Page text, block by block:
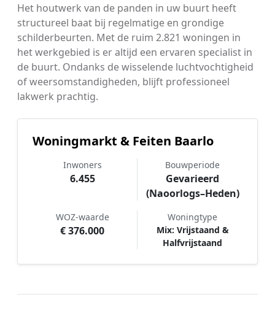
Het houtwerk van de panden in uw buurt heeft
structureel baat bij regelmatige en grondige
schilderbeurten. Met de ruim 2.821 woningen in
het werkgebied is er altijd een ervaren specialist in
de buurt. Ondanks de wisselende luchtvochtigheid
of weersomstandigheden, blijft professioneel
lakwerk prachtig.
Woningmarkt & Feiten Baarlo
Inwoners
6.455
Bouwperiode
Gevarieerd
(Naoorlogs–Heden)
WOZ-waarde
€ 376.000
Woningtype
Mix: Vrijstaand &
Halfvrijstaand